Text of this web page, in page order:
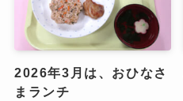
2026年3月は、おひなさ
まランチ